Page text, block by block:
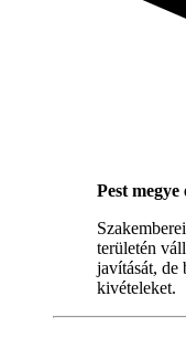
Pest megye
területén
javítását, de
kivételeket.